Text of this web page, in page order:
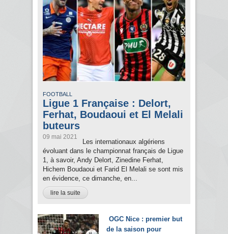
FOOTBALL
Ligue 1 Française : Delort,
Ferhat, Boudaoui et El Melali
buteurs
09 mai 2021
Les internationaux algériens
évoluant dans le championnat français de Ligue
1, à savoir, Andy Delort, Zinedine Ferhat,
Hichem Boudaoui et Farid El Melali se sont mis
en évidence, ce dimanche, en...
lire la suite
OGC Nice : premier but
de la saison pour